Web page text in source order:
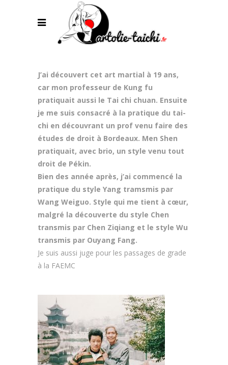
J’ai découvert cet art martial à 19 ans,
car mon professeur de Kung fu
pratiquait aussi le Tai chi chuan. Ensuite
je me suis consacré à la pratique du tai-
chi en découvrant un prof venu faire des
études de droit à Bordeaux. Men Shen
pratiquait, avec brio, un style venu tout
droit de Pékin.
Bien des année après, j’ai commencé la
pratique du style Yang tramsmis par
Wang Weiguo. Style qui me tient à cœur,
malgré la découverte du style Chen
transmis par Chen Ziqiang et le style Wu
transmis par Ouyang Fang.
Je suis aussi juge pour les passages de grade
à la FAEMC